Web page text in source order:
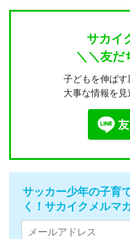
サカイ
＼＼友だ
子どもを伸ばす
大事な情報を見
サッカー少年の子育
く！サカイクメルマ